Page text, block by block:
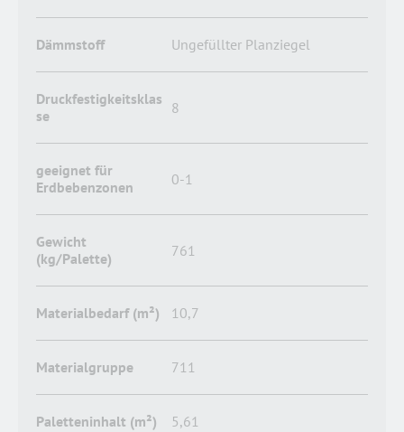
Dämmstoff Ungefüllter Planziegel
Druckfestigkeitsklas
se
8
geeignet für
Erdbebenzonen
0-1
Gewicht
(kg/Palette)
761
Materialbedarf (m²) 10,7
Materialgruppe 711
Paletteninhalt (m²) 5,61